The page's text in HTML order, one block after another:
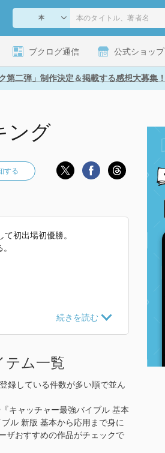
ブクログ通信 公式ショップ
第二弾」制作決定＆掲載する感想大募集！
ング
する
初出場初優勝。
』 で使われていた紹介文か
テム一覧
録している件数が多い順で並ん
キャッチャー最強バイブル 基本
ル 新版 基本から応用まで身に
ザおすすめの作品がチェックで